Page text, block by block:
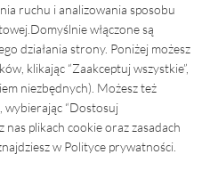
C w naszej ofercie !
stelaże wystawiennicze
MODERN A w naszej ofercie
ruchu i analizowania sposobu
Domyślnie włączone są
działania strony. Poniżej możesz
klikając “Zaakceptuj wszystkie”,
niezbędnych). Możesz też
wybierając “Dostosuj
nas plikach cookie oraz zasadach
w Polityce prywatności.